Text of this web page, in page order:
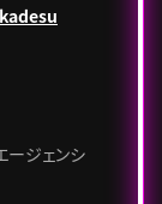
ージェンシ